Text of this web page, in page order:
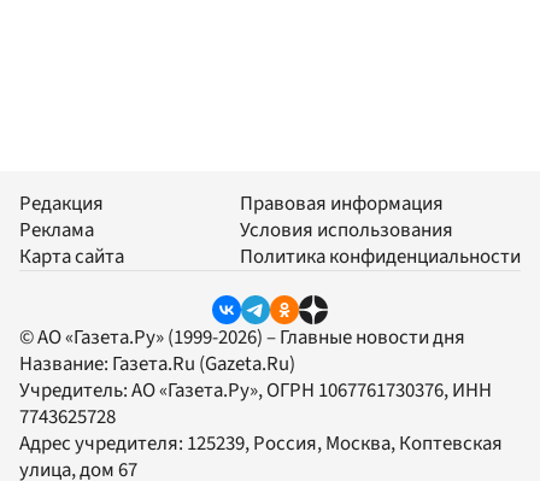
Редакция
Реклама
Карта сайта
Правовая информация
Условия использования
Политика конфиденциальности
© АО «Газета.Ру» (1999-2026) – Главные новости дня
Название: Газета.Ru (Gazeta.Ru)
Учредитель:АО «Газета.Ру», ОГРН 1067761730376, ИНН
7743625728
Адрес учредителя: 125239, Россия, Москва, Коптевская
улица, дом 67